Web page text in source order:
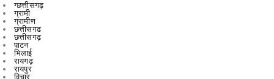
पाटन
भिलाई
रायगढ़
रायपुर
विचार
विचार मंथन
विचारमंथन
शहर
शहरChhattisgarrh